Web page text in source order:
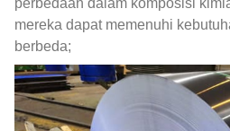
perbedaan dalam komposisi
mereka dapat memenuhi
berbeda;